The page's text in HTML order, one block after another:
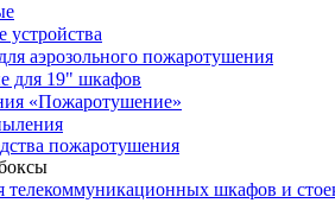
аэрозольного пожаротушения
для 19" шкафов
«Пожаротушение»
пожаротушения
телекоммуникационных шкафов и